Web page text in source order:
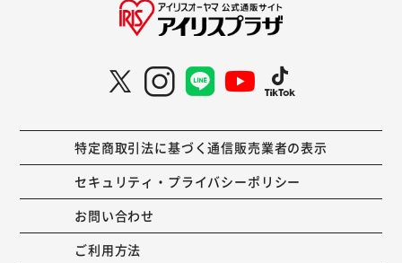
特定商取引法に基づく通信販売業者の表示
セキュリティ・プライバシーポリシー
お問い合わせ
ご利用方法